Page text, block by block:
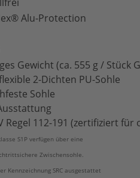
Alu-Protection
Gewicht (ca. 555 g / Stück
2-Dichten PU-Sohle
Sohle
Regel 112-191 (zertifiziert
S1P verfügen über eine
Zwischensohle.
Kennzeichnung SRC ausgestattet